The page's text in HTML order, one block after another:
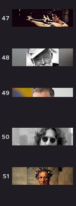
47
48
49
50
51